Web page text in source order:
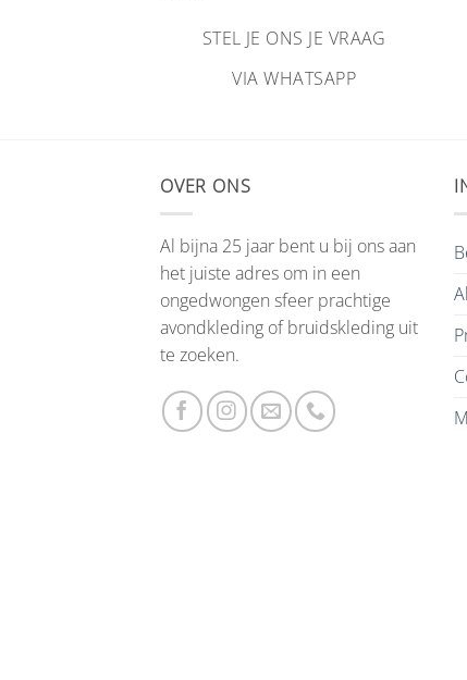
STEL JE ONS JE VRAAG
VIA WHATSAPP
OVER ONS
Al bijna 25 jaar bent u bij ons aan
het juiste adres om in een
ongedwongen sfeer prachtige
avondkleding of bruidskleding uit
te zoeken.